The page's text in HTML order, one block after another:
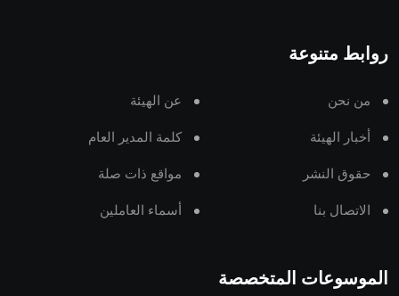
روابط متنوعة
من نحن عن الهيئة
أخبار الهيئة كلمة المدير العام
حقوق النشر مواقع ذات صلة
الاتصال بنا أسماء العاملين
الموسوعات المتخصصة